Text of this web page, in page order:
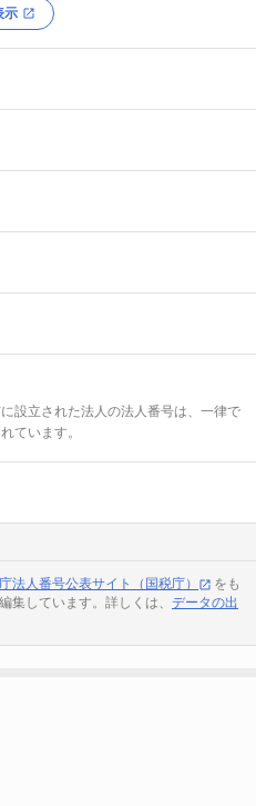
示
設立された法人の法人番号は、一律で
ています。
法人番号公表サイト（国税庁）
をも
集しています。詳しくは、 データの出